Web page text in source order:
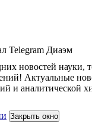
Telegram Диаэм
новостей науки,
Актуальные
и аналитической
Закрыть окно